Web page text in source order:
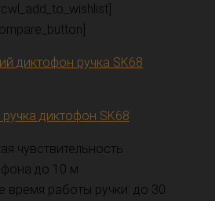
диктофон SK68
чувствительность
до 10 м
время работы ручки: до 30